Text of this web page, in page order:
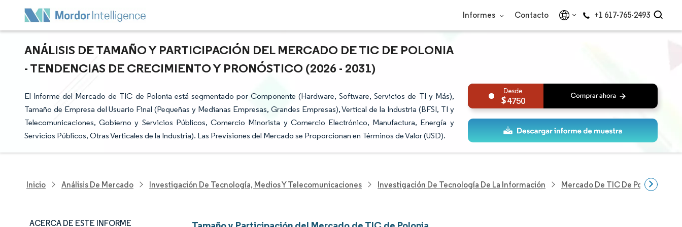
Informes Contacto +1 617-765-2493
ANÁLISIS DE TAMAÑO Y PARTICIPACIÓN DEL MERCADO DE TIC DE POLONIA
- TENDENCIAS DE CRECIMIENTO Y PRONÓSTICO (2026 - 2031)
El Informe del Mercado de TIC de Polonia está segmentado por Componente (Hardware, Software, Servicios de TI y Más),
Tamaño de Empresa del Usuario Final (Pequeñas y Medianas Empresas, Grandes Empresas), Vertical de la Industria (BFSI, TI y
Telecomunicaciones, Gobierno y Servicios Públicos, Comercio Minorista y Comercio Electrónico, Manufactura, Energía y
Servicios Públicos, Otras Verticales de la Industria). Las Previsiones del Mercado se Proporcionan en Términos de Valor (USD).
4750
Inicio Análisis De Mercado Investigación De Tecnología, Medios Y Telecomunicaciones Investigación De Tecnología De La Información Mercado De TIC De Polonia
ACERCA DE ESTE INFORME